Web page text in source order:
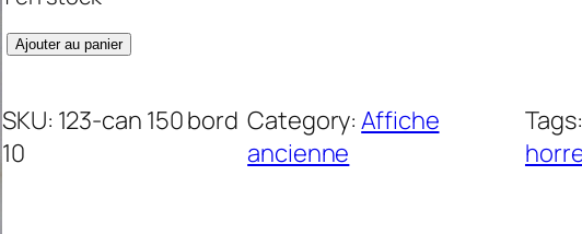
q
a
n
Ajouter au panier
SKU: 123-can 150 bord
10
Category:Affiche
ancienne
Tags: